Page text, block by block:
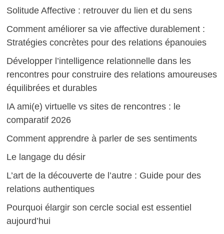
Solitude Affective : retrouver du lien et du sens
Comment améliorer sa vie affective durablement :
Stratégies concrètes pour des relations épanouies
Développer l’intelligence relationnelle dans les
rencontres pour construire des relations amoureuses
équilibrées et durables
IA ami(e) virtuelle vs sites de rencontres : le
comparatif 2026
Comment apprendre à parler de ses sentiments
Le langage du désir
L’art de la découverte de l’autre : Guide pour des
relations authentiques
Pourquoi élargir son cercle social est essentiel
aujourd’hui